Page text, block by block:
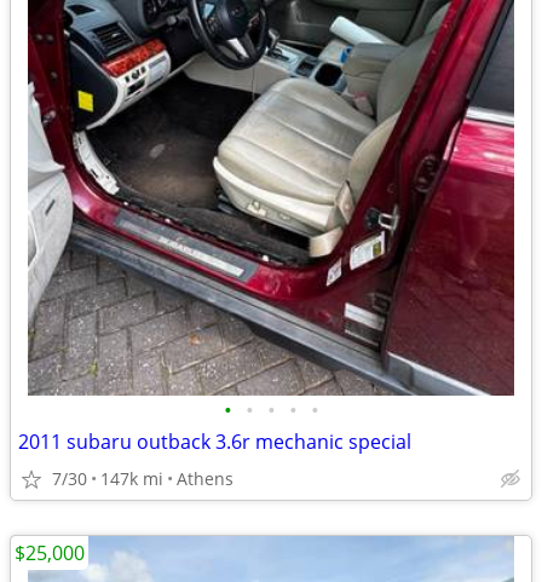
• • • • •
2011 subaru outback 3.6r mechanic special
7/30 147k mi Athens
$25,000